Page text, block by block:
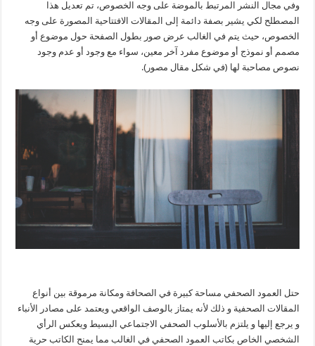
وفي مجال النشر المرتبط بالموضة على وجه الخصوص، تم تعديل هذا
المصطلح لكي يشير بصفة دائمة إلى المقالات الافتتاحية المصورة على وجه
الخصوص، حيث يتم في الغالب عرض صور بطول الصفحة حول موضوع أو
مصمم أو نموذج أو موضوع مفرد آخر معين، سواء مع وجود أو عدم وجود
نصوص مصاحبة لها (في شكل مقال مصور).
حتل العمود الصحفي مساحة كبيرة في الصحافة ومكانة مرموقة بين أنواع
المقالات الصحفية و ذلك لأنه يمتاز بالوصف الواقعي ويعتمد على مصادر الأنباء
و يرجع إليها و يلتزم بالأسلوب الصحفي الاجتماعي البسيط ويعكس الرأي
الشخصي الخاص بكاتب العمود الصحفي في الغالب مما يمنح الكاتب حرية